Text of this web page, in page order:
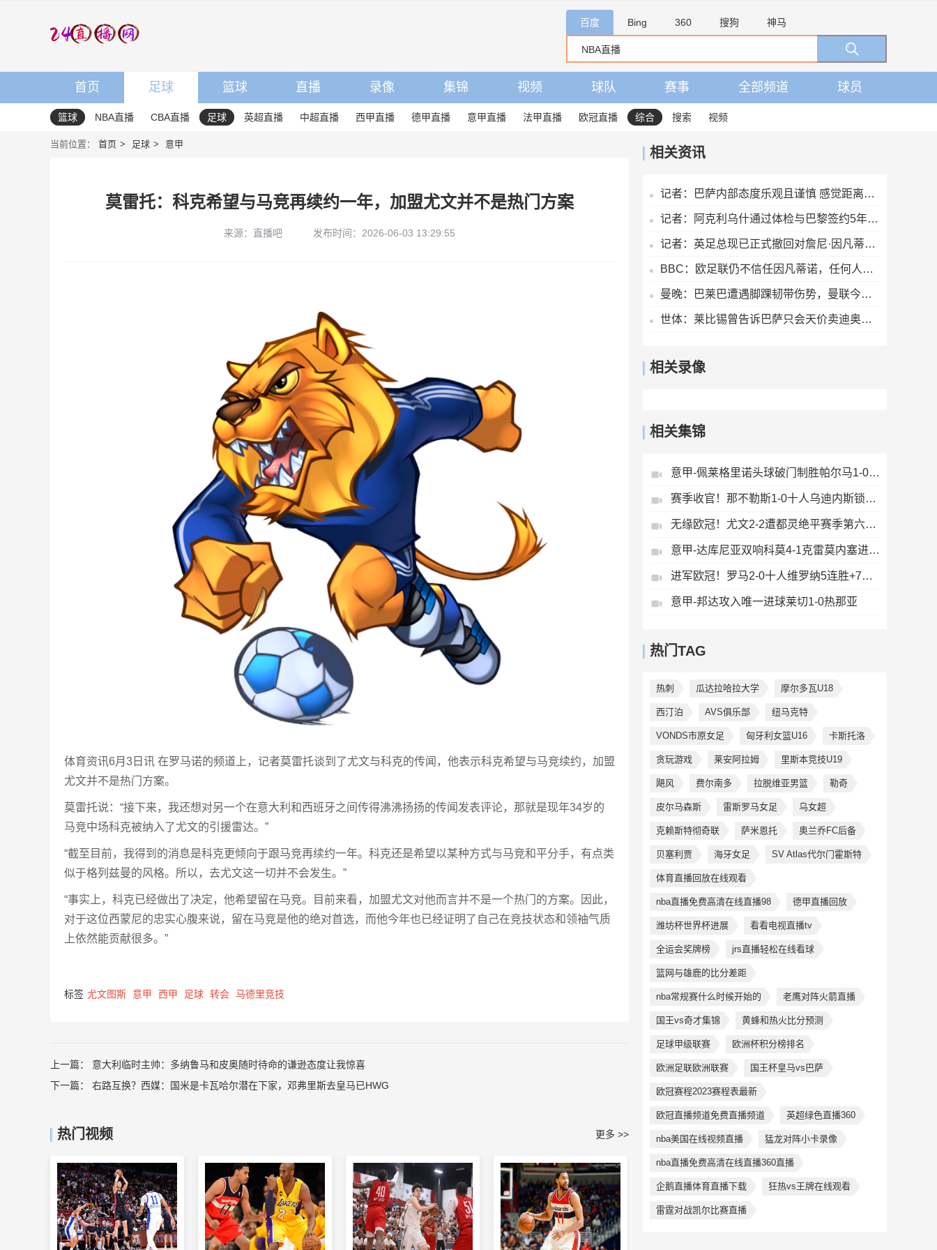
百度 Bing 360 搜狗 神马
首页 足球 篮球 直播 录像 集锦 视频 球队 赛事 全部频道 球员
篮球 NBA直播 CBA直播 足球 英超直播 中超直播 西甲直播 德甲直播 意甲直播 法甲直播 欧冠直播 综合 搜索 视频
当前位置： 首页 足球 意甲
莫雷托：科克希望与马竞再续约一年，加盟尤文并不是热门方案
来源：直播吧 发布时间：2026-06-03 13:29:55
体育资讯6月3日讯 在罗马诺的频道上，记者莫雷托谈到了尤文与科克的传闻，他表示科克希望与马竞续约，加盟
尤文并不是热门方案。
莫雷托说：“接下来，我还想对另一个在意大利和西班牙之间传得沸沸扬扬的传闻发表评论，那就是现年34岁的
马竞中场科克被纳入了尤文的引援雷达。”
“截至目前，我得到的消息是科克更倾向于跟马竞再续约一年。科克还是希望以某种方式与马竞和平分手，有点类
似于格列兹曼的风格。所以，去尤文这一切并不会发生。”
“事实上，科克已经做出了决定，他希望留在马竞。目前来看，加盟尤文对他而言并不是一个热门的方案。因此，
对于这位西蒙尼的忠实心腹来说，留在马竞是他的绝对首选，而他今年也已经证明了自己在竞技状态和领袖气质
上依然能贡献很多。”
标签 尤文图斯 意甲 西甲 足球 转会 马德里竞技
上一篇： 意大利临时主帅：多纳鲁马和皮奥随时待命的谦逊态度让我惊喜
下一篇： 右路互换？西媒：国米是卡瓦哈尔潜在下家，邓弗里斯去皇马已HWG
热门视频 更多 >>
相关资讯
记者：巴萨内部态度乐观且谨慎 感觉距离罗德里转会完成更近了
记者：阿克利乌什通过体检与巴黎签约5年，转会费5000万欧元
记者：英足总现已正式撤回对詹尼·因凡蒂诺的支持
BBC：欧足联仍不信任因凡蒂诺，任何人或机构为他辩护都无济于事
曼晚：巴莱巴遭遇脚踝韧带伤势，曼联今夏大概率不会继续追求他
世体：莱比锡曾告诉巴萨只会天价卖迪奥曼德，所以巴萨放弃了
相关录像
相关集锦
意甲-佩莱格里诺头球破门制胜帕尔马1-0萨索洛
赛季收官！那不勒斯1-0十人乌迪内斯锁定第二丁丁助攻霍伊伦制胜
无缘欧冠！尤文2-2遭都灵绝平赛季第六收官将战欧联DV9双响
意甲-达库尼亚双响科莫4-1克雷莫内塞进欧冠
进军欧冠！罗马2-0十人维罗纳5连胜+7轮不败第3收官迪巴拉2助攻
意甲-邦达攻入唯一进球莱切1-0热那亚
热门TAG
热刺 瓜达拉哈拉大学 摩尔多瓦U18
西汀泊 AVS俱乐部 纽马克特
VONDS市原女足 匈牙利女篮U16 卡斯托洛
贪玩游戏 莱安阿拉姆 里斯本竞技U19
飓风 费尔南多 拉脱维亚男篮 勒奇
皮尔马森斯 雷斯罗马女足 乌女超
克赖斯特彻奇联 萨米恩托 奥兰乔FC后备
贝塞利贾 海牙女足 SV Atlas代尔门霍斯特
体育直播回放在线观看
nba直播免费高清在线直播98 德甲直播回放
潍坊杯世界杯进展 看看电视直播tv
全运会奖牌榜 jrs直播轻松在线看球
篮网与雄鹿的比分差距
nba常规赛什么时候开始的 老鹰对阵火箭直播
国王vs奇才集锦 黄蜂和热火比分预测
足球甲级联赛 欧洲杯积分榜排名
欧洲足联欧洲联赛 国王杯皇马vs巴萨
欧冠赛程2023赛程表最新
欧冠直播频道免费直播频道 英超绿色直播360
nba美国在线视频直播 猛龙对阵小卡录像
nba直播免费高清在线直播360直播
企鹅直播体育直播下载 狂热vs王牌在线观看
雷霆对战凯尔比赛直播